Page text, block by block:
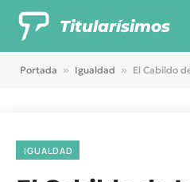
Titularísimos
Portada » Igualdad » El Cabildo de Lanzarote se
IGUALDAD